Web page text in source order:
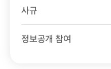
사규
정보공개 참여